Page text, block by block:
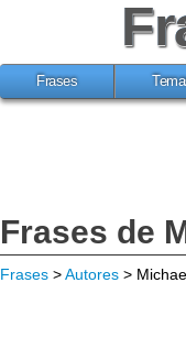
Frases
Frases de
Frases >Autores >